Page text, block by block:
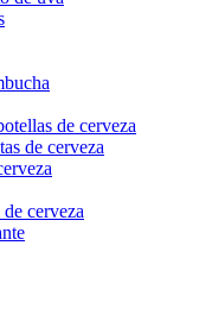
de cerveza
de cerveza
cerveza